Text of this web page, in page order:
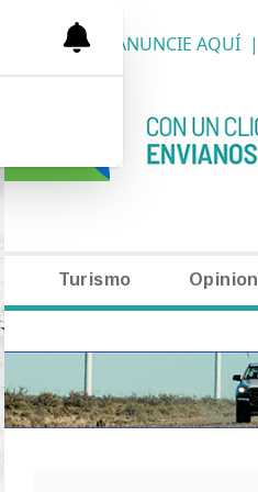
ANUNCIE AQUÍ |
Turismo Opinion